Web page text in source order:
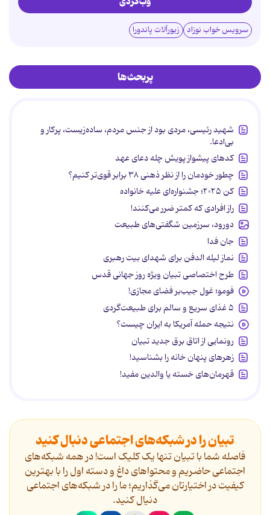
سرویس خواب نوزاد زیورآلات پاندورا
پربحث‌ها
شهید رئیسی، مردی بود از جنس مردم، ساده‌زیست، پرکار و
بی‌ادعا.
کدهای پیشواز پویش چله دعای عهد
چطور خودمان را از نظر ذهنی ۳۸ برابر قوی‌تر کنیم؟
کن ۲۰۲۵؛ جشنواره‌ای علیه خانواده
راز افرادی که کمتر ضرر می‌کنند!
دورود، سرزمین شگفتی‌های طبیعت
جان فدا
نماز لیله الدفن برای شهدای بیت رهبری
طرح اختصاصی تبیان ویژه روز جهانی قدس
فومو؛ غول جیب‌بر فضای مجازی!
۵ غذای سریع و سالم برای طبیعت‌گردی
نتیجه حمله آمریکا به ایران چیست؟
رونمایی از اتاق برق جدید تبیان
زهرهای پنهان خانه را بشناسید!
قهرمان‌های خسته یا والدین مفید!
تبیان را در شبکه‌های اجتماعی دنبال کنید
فاصله شما با تبیان تنها یک کلیک است! در همه شبکه‌های
اجتماعی حاضریم و محتواهای داغ و دسته اول را با بهترین
کیفیت در اختیارتان می‌گذاریم؛ ما را در شبکه‌های اجتماعی
دنیال کنید.